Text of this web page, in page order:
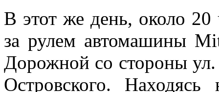
В этот же день, около
за рулем автомашины
Дорожной со стороны
Островского.